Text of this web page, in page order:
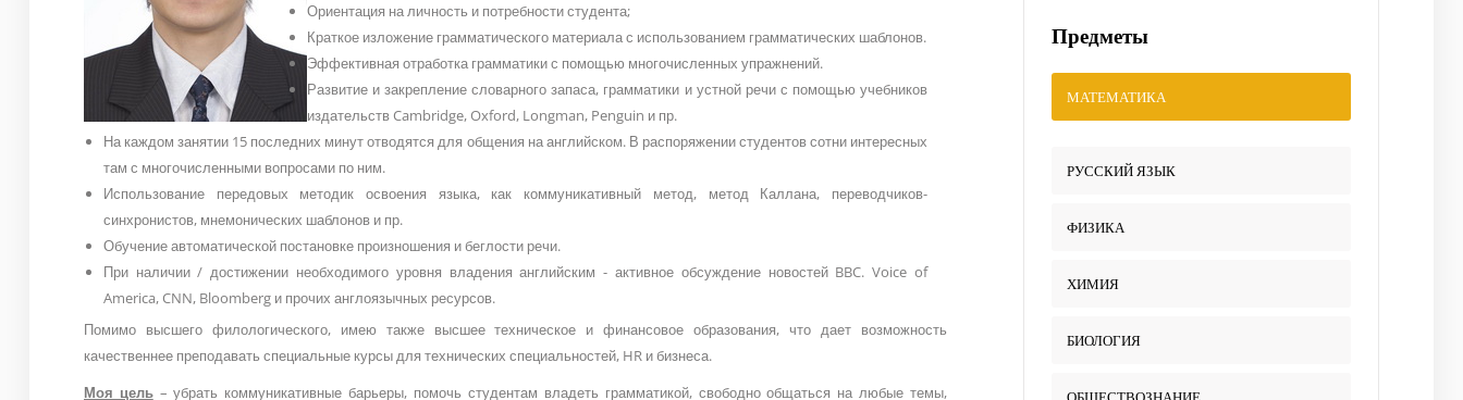
Ориентация на личность и потребности студента;
Краткое изложение грамматического материала с использованием грамматических шаблонов.
Эффективная отработка грамматики с помощью многочисленных упражнений.
Развитие и закрепление словарного запаса, грамматики и устной речи с помощью учебников
издательств Cambridge, Oxford, Longman, Penguin и пр.
На каждом занятии 15 последних минут отводятся для общения на английском. В распоряжении студентов сотни интересных
там с многочисленными вопросами по ним.
Использование передовых методик освоения языка, как коммуникативный метод, метод Каллана, переводчиков-
синхронистов, мнемонических шаблонов и пр.
Обучение автоматической постановке произношения и беглости речи.
При наличии / достижении необходимого уровня владения английским - активное обсуждение новостей BBC. Voice of
America, CNN, Bloomberg и прочих англоязычных ресурсов.
Помимо высшего филологического, имею также высшее техническое и финансовое образования, что дает возможность
качественнее преподавать специальные курсы для технических специальностей, HR и бизнеса.
Моя цель– убрать коммуникативные барьеры, помочь студентам владеть грамматикой, свободно общаться на любые темы,
Предметы
МАТЕМАТИКА
РУССКИЙ ЯЗЫК
ФИЗИКА
ХИМИЯ
БИОЛОГИЯ